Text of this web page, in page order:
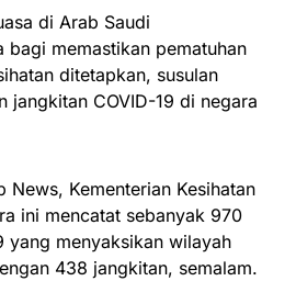
di Arab Saudi
bagi memastikan pematuhan
ditetapkan, susulan
jangkitan COVID-19 di negara
News, Kementerian Kesihatan
ini mencatat sebanyak 970
yang menyaksikan wilayah
438 jangkitan, semalam.